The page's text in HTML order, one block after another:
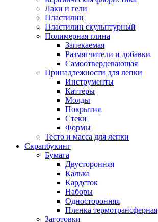
Лаки и гели
Пластилин
Пластилин скульптурный
Полимерная глина
Запекаемая
Размягчители и добавки
Самоотвердевающая
Принадлежности для лепки
Инструменты
Каттеры
Молды
Покрытия
Стеки
Формы
Тесто и масса для лепки
Скрапбукинг
Бумага
Двусторонняя
Калька
Кардсток
Наборы
Односторонняя
Пленка термотрансферная
Заготовки